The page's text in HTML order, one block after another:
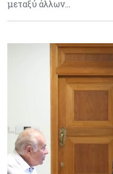
μεταξύ άλλων…